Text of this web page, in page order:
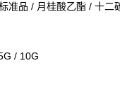
准品 / 月桂酸乙酯 / 十二
/ 10G